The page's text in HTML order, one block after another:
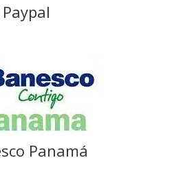
Paypal
Panamá